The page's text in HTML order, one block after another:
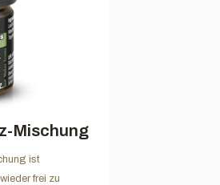
Mischung
ist
frei zu